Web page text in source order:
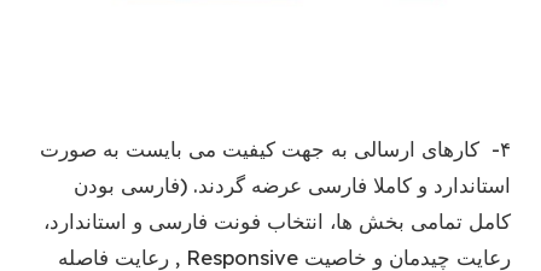
۴- کارهای ارسالی به جهت کیفیت می بایست به صورت
استاندارد و کاملا فارسی عرضه گردند. (فارسی بودن
کامل تمامی بخش ها، انتخاب فونت فارسی و استاندارد،
رعایت چیدمان و خاصیت Responsive , رعایت فاصله